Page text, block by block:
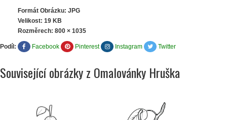
Formát Obrázku: JPG
Velikost: 19 KB
Rozměrech: 800 × 1035
Podíl: Facebook Pinterest Instagram Twitter
Související obrázky z Omalovánky Hruška